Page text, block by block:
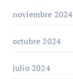
noviembre 2024
octubre 2024
julio 2024